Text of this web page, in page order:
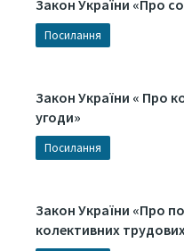
Закон України «Про
Посилання
Закон України « Про
угоди»
Посилання
Закон України «Про
колективних